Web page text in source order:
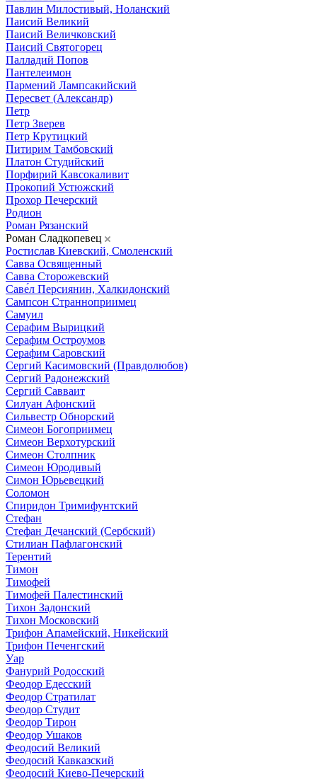
Павлин Милостивый, Ноланский
Паисий Великий
Паисий Величковский
Паисий Святогорец
Палладий Попов
Пантелеимон
Пармений Лампсакийский
Пересвет (Александр)
Петр
Петр Зверев
Петр Крутицкий
Питирим Тамбовский
Платон Студийский
Порфирий Кавсокаливит
Прокопий Устюжский
Прохор Печерский
Родион
Роман Рязанский
Роман Сладкопевец
Ростислав Киевский, Смоленский
Савва Освященный
Савва Сторожевский
Саве́л Персиянин, Халкидонский
Сампсон Странноприимец
Самуил
Серафим Вырицкий
Серафим Остроумов
Серафим Саровский
Сергий Касимовский (Правдолюбов)
Сергий Радонежский
Сергий Савваит
Силуан Афонский
Сильвестр Обнорский
Симеон Богоприимец
Симеон Верхотурский
Симеон Столпник
Симеон Юродивый
Симон Юрьевецкий
Соломон
Спиридон Тримифунтский
Стефан
Стефан Дечанский (Сербский)
Стилиан Пафлагонский
Терентий
Тимон
Тимофей
Тимофей Палестинский
Тихон Задонский
Тихон Московский
Трифон Апамейский, Никейский
Трифон Печенгский
Уар
Фанурий Родосский
Феодор Едесский
Феодор Стратилат
Феодор Студит
Феодор Тирон
Феодор Ушаков
Феодосий Великий
Феодосий Кавказский
Феодосий Киево-Печерский